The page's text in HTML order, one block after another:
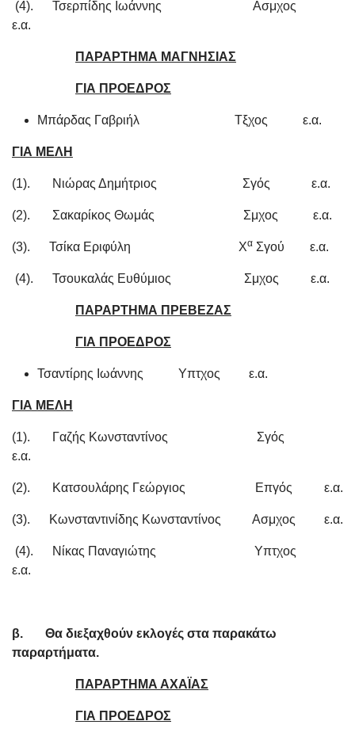
(4). Τσερπίδης Ιωάννης Ασμχος
ε.α.
ΠΑΡΑΡΤΗΜΑ ΜΑΓΝΗΣΙΑΣ
ΓΙΑ ΠΡΟΕΔΡΟΣ
Μπάρδας Γαβριήλ Τξχος ε.α.
ΓΙΑ ΜΕΛΗ
(1). Νιώρας Δημήτριος Σγός ε.α.
(2). Σακαρίκος Θωμάς Σμχος ε.α.
(3). Τσίκα Εριφύλη Χα Σγού ε.α.
(4). Τσουκαλάς Ευθύμιος Σμχος ε.α.
ΠΑΡΑΡΤΗΜΑ ΠΡΕΒΕΖΑΣ
ΓΙΑ ΠΡΟΕΔΡΟΣ
Τσαντίρης Ιωάννης Υπτχος ε.α.
ΓΙΑ ΜΕΛΗ
(1). Γαζής Κωνσταντίνος Σγός
ε.α.
(2). Κατσουλάρης Γεώργιος Επγός ε.α.
(3). Κωνσταντινίδης Κωνσταντίνος Ασμχος ε.α.
(4). Νίκας Παναγιώτης Υπτχος
ε.α.
β. Θα διεξαχθούν εκλογές στα παρακάτω
παραρτήματα.
ΠΑΡΑΡΤΗΜΑ ΑΧΑΪΑΣ
ΓΙΑ ΠΡΟΕΔΡΟΣ